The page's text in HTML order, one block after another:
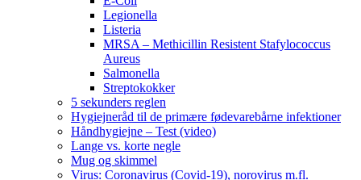
Legionella
Listeria
MRSA – Methicillin Resistent Stafylococcus
Aureus
Salmonella
Streptokokker
5 sekunders reglen
Hygiejneråd til de primære fødevarebårne infektioner
Håndhygiejne – Test (video)
Lange vs. korte negle
Mug og skimmel
Virus: Coronavirus (Covid-19), norovirus m.fl.